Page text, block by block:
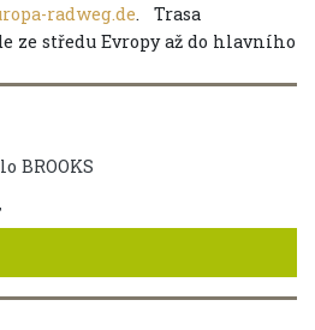
BROOKS
radweg.de.
Trasa
ze středu Evropy až do hlavního